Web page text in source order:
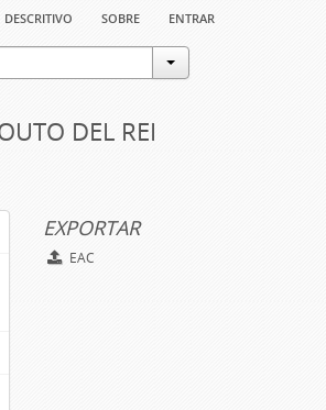
descritivo sobre entrar
DEL REI
EXPORTAR
EAC